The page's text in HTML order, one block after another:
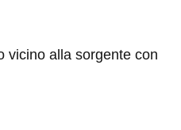
vicino alla sorgente con